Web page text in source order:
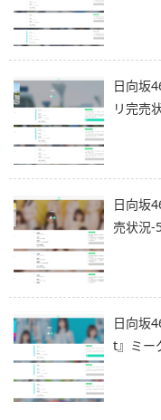
日向坂
リ完売
日向坂
売状況-
日向坂
t』ミー